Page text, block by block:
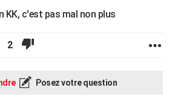
KK, c'est pas mal non plus
2
Posez votre question